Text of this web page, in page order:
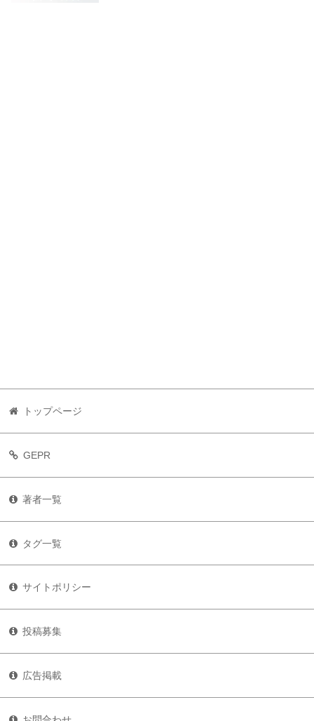
トップページ
GEPR
著者一覧
タグ一覧
サイトポリシー
投稿募集
広告掲載